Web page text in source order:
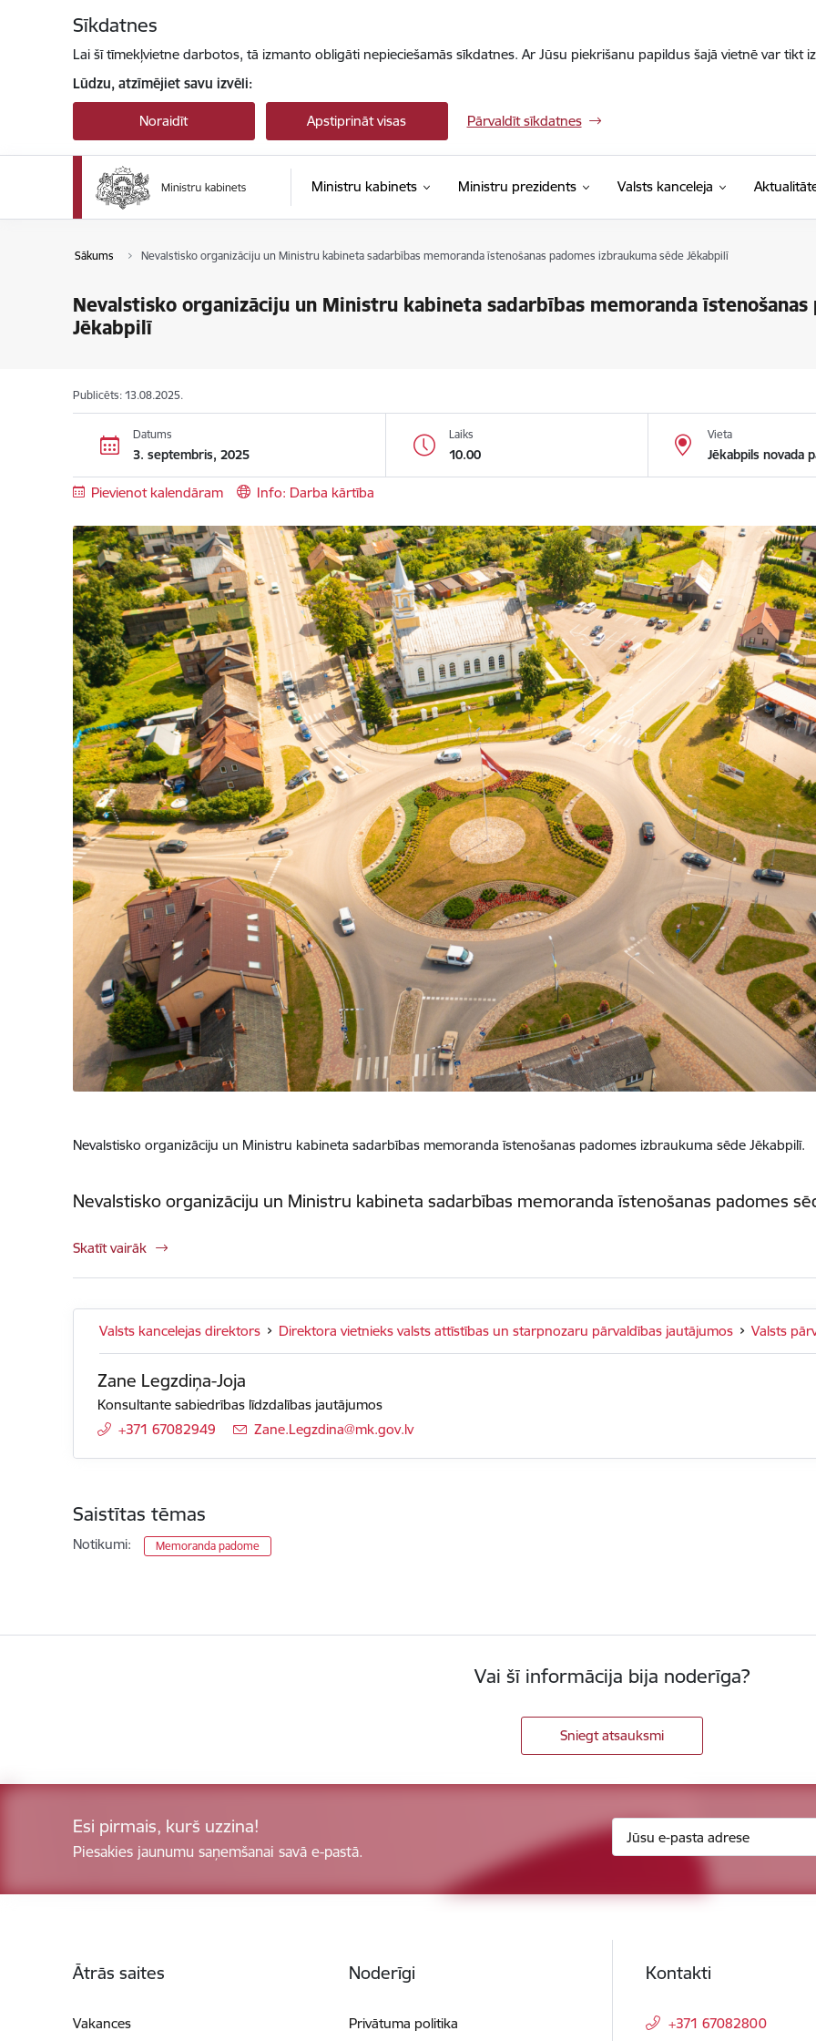
Sīkdatnes
Lai šī tīmekļvietne darbotos, tā izmanto obligāti nepieciešamās sīkdatnes. Ar Jūsu piekrišanu papildus šajā vietnē var tikt
Lūdzu, atzīmējiet savu izvēli:
Noraidīt Apstiprināt visas Pārvaldīt sīkdatnes
Ministru kabinets Ministru prezidents Valsts kanceleja
Sākums Nevalstisko organizāciju un Ministru kabineta sadarbības memoranda īstenošanas padomes izbraukuma sēde Jēkabpilī
Nevalstisko organizāciju un Ministru kabineta sadarbības memoranda
Jēkabpilī
Publicēts: 13.08.2025.
Datums
3. septembris, 2025
Laiks
10.00
Vieta
Jēkabpils novada
Pievienot kalendāram Info: Darba kārtība
Nevalstisko organizāciju un Ministru kabineta sadarbības memoranda īstenošanas padomes izbraukuma sēde Jēkabpilī.
Nevalstisko organizāciju un Ministru kabineta sadarbības memoranda īstenošanas padomes
Skatīt vairāk
Valsts kancelejas direktors Direktora vietnieks valsts attīstības un starpnozaru pārvaldības jautājumos Valsts
Zane Legzdiņa-Joja
Konsultante sabiedrības līdzdalības jautājumos
+371 67082949
E-pasts:
Zane.Legzdina@mk.gov.lv
Saistītas tēmas
Notikumi: Memoranda padome
Vai šī informācija bija noderīga?
Sniegt atsauksmi
Esi pirmais, kurš uzzina!
Piesakies jaunumu saņemšanai savā e-pastā.
Ātrās saites
Vakances
Noderīgi
Privātuma politika
Kontakti
+371 67082800